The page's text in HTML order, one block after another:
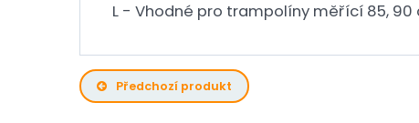
L - Vhodné pro trampolíny měřící 85, 90
Předchozí produkt